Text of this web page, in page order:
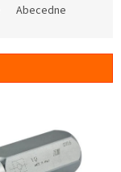
Abecedne